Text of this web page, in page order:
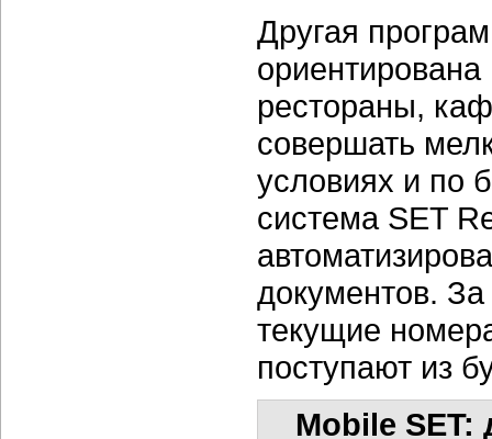
Другая
рестораны,
совершать
условиях и по
система SET
документов. За
текущие
поступают из
Mobile SET: